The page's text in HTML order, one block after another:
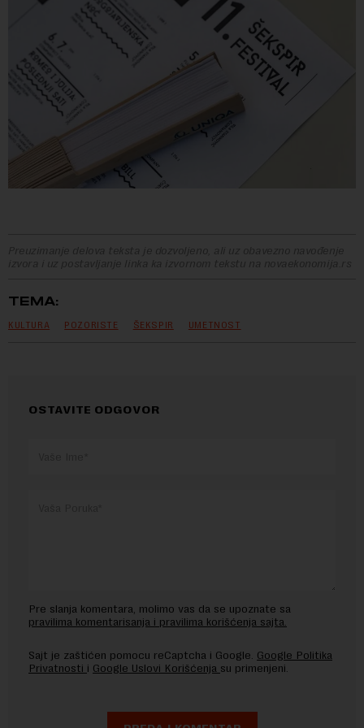
Preuzimanje delova teksta je dozvoljeno, ali uz obavezno navođenje
izvora i uz postavljanje linka ka izvornom tekstu na novaekonomija.rs
TEMA:
KULTURA POZORISTE ŠEKSPIR UMETNOST
OSTAVITE ODGOVOR
Pre slanja komentara, molimo vas da se upoznate sa
pravilima komentarisanja i pravilima korišćenja sajta.
Sajt je zaštićen pomocu reCaptcha i Google. Google Politika
Privatnosti i Google Uslovi Korišćenja su primenjeni.